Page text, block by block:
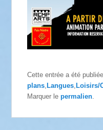
Cette entrée a été
plans Langues Loisirs/
Marquer lepermalien